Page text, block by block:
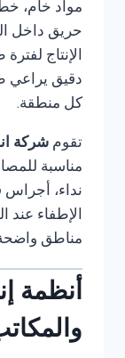
مواد خام،
حريق داخل
الإنتاج
دقيق يراعي
كل منطقة.
تقوم شركة
مناسبة
نداء،
الإطفاء عند
مناطق
أنظمة